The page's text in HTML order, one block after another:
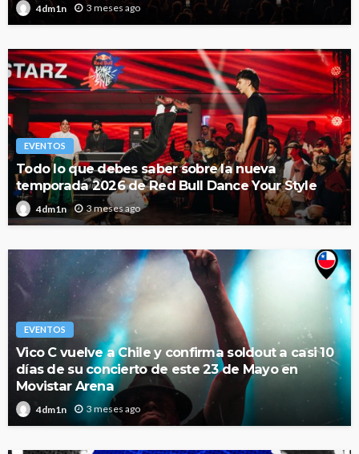
4dm1n 3 meses ago
EVENTOS
Todo lo que debes saber sobre la nueva
temporada 2026 de Red Bull Dance Your Style
4dm1n 3 meses ago
EVENTOS
Vico C vuelve a Chile y confirma soldout a casi 10
días de su concierto de este 23 de Mayo en
Movistar Arena
4dm1n 3 meses ago